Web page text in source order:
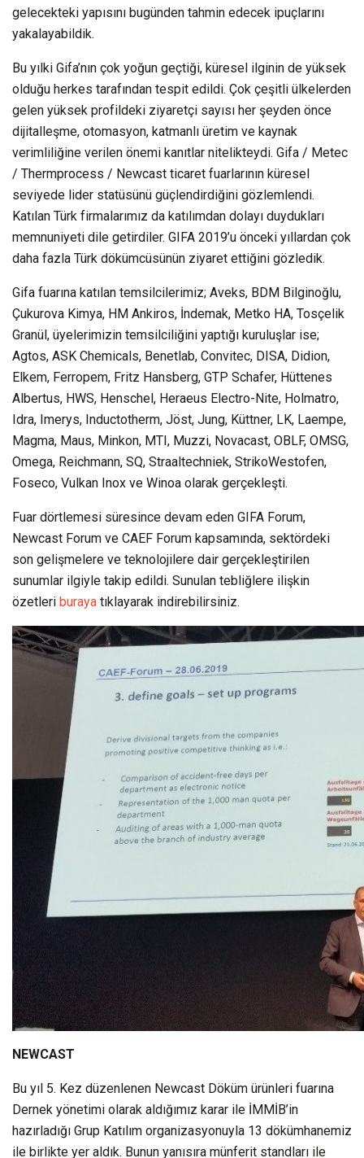
gelecekteki yapısını bugünden tahmin edecek ipuçlarını
yakalayabildik.
Bu yılki Gifa’nın çok yoğun geçtiği, küresel ilginin de yüksek
olduğu herkes tarafından tespit edildi. Çok çeşitli ülkelerden
gelen yüksek profildeki ziyaretçi sayısı her şeyden önce
dijitalleşme, otomasyon, katmanlı üretim ve kaynak
verimliliğine verilen önemi kanıtlar nitelikteydi. Gifa / Metec
/ Thermprocess / Newcast ticaret fuarlarının küresel
seviyede lider statüsünü güçlendirdiğini gözlemlendi.
Katılan Türk firmalarımız da katılımdan dolayı duydukları
memnuniyeti dile getirdiler. GIFA 2019’u önceki yıllardan çok
daha fazla Türk dökümcüsünün ziyaret ettiğini gözledik.
Gifa fuarına katılan temsilcilerimiz; Aveks, BDM Bilginoğlu,
Çukurova Kimya, HM Ankiros, İndemak, Metko HA, Tosçelik
Granül, üyelerimizin temsilciliğini yaptığı kuruluşlar ise;
Agtos, ASK Chemicals, Benetlab, Convitec, DISA, Didion,
Elkem, Ferropem, Fritz Hansberg, GTP Schafer, Hüttenes
Albertus, HWS, Henschel, Heraeus Electro-Nite, Holmatro,
Idra, Imerys, Inductotherm, Jöst, Jung, Küttner, LK, Laempe,
Magma, Maus, Minkon, MTI, Muzzi, Novacast, OBLF, OMSG,
Omega, Reichmann, SQ, Straaltechniek, StrikoWestofen,
Foseco, Vulkan Inox ve Winoa olarak gerçekleşti.
Fuar dörtlemesi süresince devam eden GIFA Forum,
Newcast Forum ve CAEF Forum kapsamında, sektördeki
son gelişmelere ve teknolojilere dair gerçekleştirilen
sunumlar ilgiyle takip edildi. Sunulan tebliğlere ilişkin
özetleri buraya tıklayarak indirebilirsiniz.
NEWCAST
Bu yıl 5. Kez düzenlenen Newcast Döküm ürünleri fuarına
Dernek yönetimi olarak aldığımız karar ile İMMİB’in
hazırladığı Grup Katılım organizasyonuyla 13 dökümhanemiz
ile birlikte yer aldık. Bunun yanısıra münferit standları ile